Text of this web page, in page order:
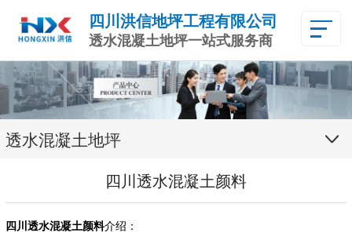
四川洪信地坪工程有限公司
透水混凝土地坪一站式服务商
透水混凝土地坪
四川透水混凝土颜料
四川透水混凝土颜料介绍：